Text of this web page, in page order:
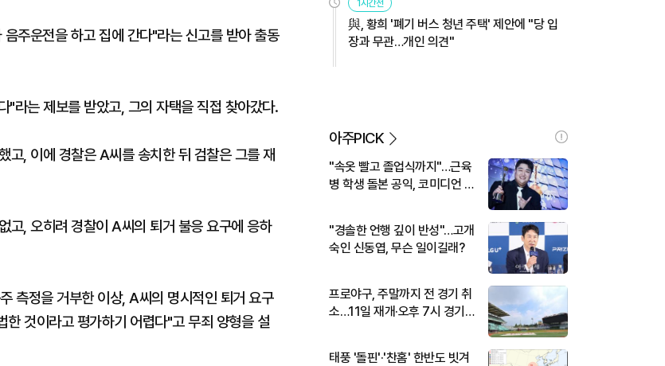
주운전을 하고 집에 간다"라는 신고를 받아 출동
라는 제보를 받았고, 그의 자택을 직접 찾아갔다.
고, 이에 경찰은 A씨를 송치한 뒤 검찰은 그를 재
고, 오히려 경찰이 A씨의 퇴거 불응 요구에 응하
측정을 거부한 이상, A씨의 명시적인 퇴거 요구
것이라고 평가하기 어렵다"고 무죄 양형을 설
1시간전
與, 황희 '폐기 버스 청년 주택' 제안에 "당 입
장과 무관…개인 의견"
아주PICK
"속옷 빨고 졸업식까지"…근육
병 학생 돌본 공익, 코미디언 김
"경솔한 언행 깊이 반성"…고개
숙인 신동엽, 무슨 일이길래?
프로야구, 주말까지 전 경기 취
소…11일 재개·오후 7시 경기
태풍 '돌핀'·'찬홈' 한반도 빗겨